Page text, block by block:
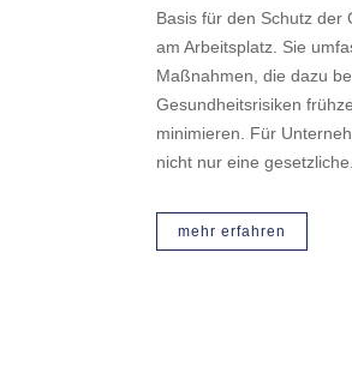
Basis für den Schutz der
am Arbeitsplatz. Sie
Maßnahmen, die dazu
Gesundheitsrisiken
minimieren. Für
nicht nur eine
mehr erfahren